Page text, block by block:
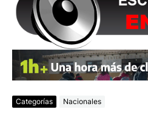
Categorías Nacionales